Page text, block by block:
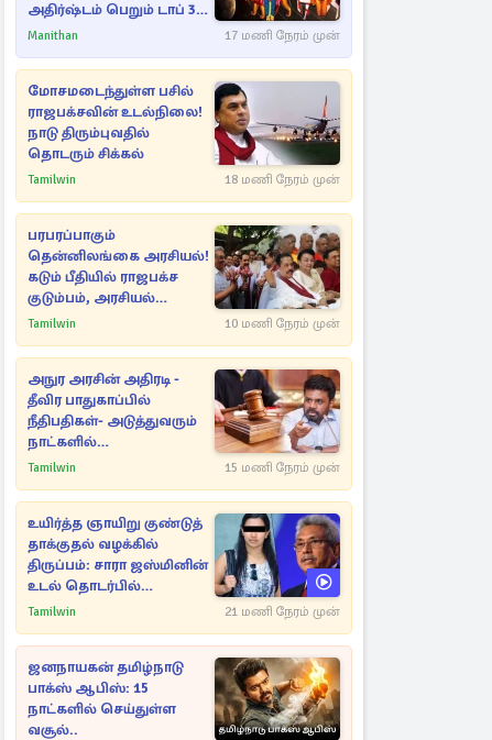
அதிர்ஷ்டம் பெறும் டாப் 3
ராசிகள்!
Manithan 17 மணி நேரம் முன்
மோசமடைந்துள்ள பசில்
ராஜபக்சவின் உடல்நிலை!
நாடு திரும்புவதில்
தொடரும் சிக்கல்
Tamilwin 18 மணி நேரம் முன்
பரபரப்பாகும்
தென்னிலங்கை அரசியல்!
கடும் பீதியில் ராஜபக்ச
குடும்பம், அரசியல்
நட்புகள்
Tamilwin 10 மணி நேரம் முன்
அநுர அரசின் அதிரடி -
தீவிர பாதுகாப்பில்
நீதிபதிகள்- அடுத்துவரும்
நாட்களில்
அம்பலமாகவுள்ள ரகசியம்
Tamilwin 15 மணி நேரம் முன்
உயிர்த்த ஞாயிறு குண்டுத்
தாக்குதல் வழக்கில்
திருப்பம்: சாரா ஜஸ்மினின்
உடல் தொடர்பில்
நீதிமன்றத்தில் வெளியான
Tamilwin 21 மணி நேரம் முன்
ஜனநாயகன் தமிழ்நாடு
பாக்ஸ் ஆபிஸ்: 15
நாட்களில் செய்துள்ள
வசூல்..